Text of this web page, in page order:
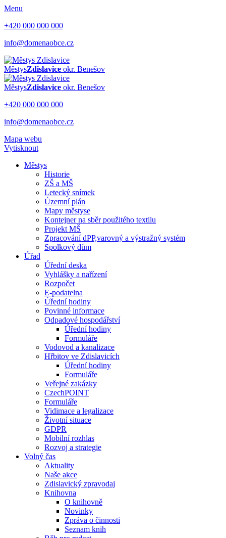
Menu
+420 000 000 000
info@domenaobce.cz
MěstysZdislavice okr. Benešov
MěstysZdislavice okr. Benešov
+420 000 000 000
info@domenaobce.cz
Mapa webu
Vytisknout
Městys
Historie
ZŠ a MŠ
Letecký snímek
Územní plán
Mapy městyse
Kontejner na sběr použitého textilu
Projekt MŠ
Zpracování dPP,varovný a výstražný systém
Spolkový dům
Úřad
Úřední deska
Vyhlášky a nařízení
Rozpočet
E-podatelna
Úřední hodiny
Povinné informace
Odpadové hospodářství
Úřední hodiny
Formuláře
Vodovod a kanalizace
Hřbitov ve Zdislavicích
Úřední hodiny
Formuláře
Veřejné zakázky
CzechPOINT
Formuláře
Vidimace a legalizace
Životní situace
GDPR
Mobilní rozhlas
Rozvoj a strategie
Volný čas
Aktuality
Naše akce
Zdislavický zpravodaj
Knihovna
O knihovně
Novinky
Zpráva o činnosti
Seznam knih